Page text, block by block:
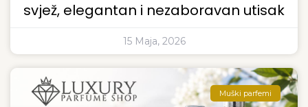
svjež, elegantan i nezaboravan utisak
15 Maja, 2026
Muški parfemi